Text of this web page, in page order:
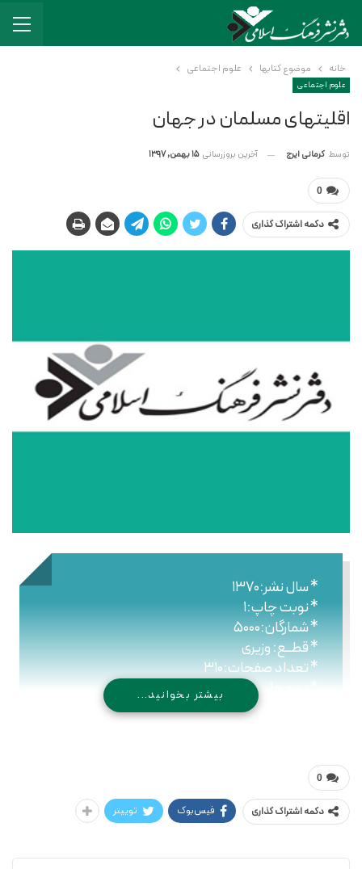
خانه موضوع کتابها علوم اجتماعی
علوم اجتماعی
اقلیتهای مسلمان در جهان
توسط کرمانی ایرج آخرین بروزرسانی 15 بهمن, 1397
0
دکمه اشتراک گذاری
* سال نشر:۱۳۷۰
* نوبت چاپ:۱
* شمارگان:۵۰۰۰
* قطــع: وزیری
* تعداد صفحات:۳۱۰
* نـوع جلـد:شومیزبیشتر بخوانید...
0
دکمه اشتراک گذاری فیس‌بوک توییتر